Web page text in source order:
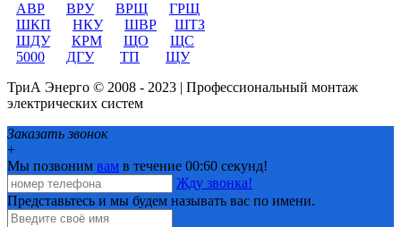
АВР ВРУ ВРЩ
ГРЩ
ШКП
НКУ ШВР
ШТЗ
ШДУ
КРМ ЩО
ЩС
5000
ДГУ ТП
ЩУ
ТриА Энерго © 2008 - 2023 | Профессиональный монтаж
электрических систем
Заказать звонок
+
Мы позвоним вам в течение 00:60 секунд!
Жду звонка!
Представьтесь и мы будем называть вас по имени.